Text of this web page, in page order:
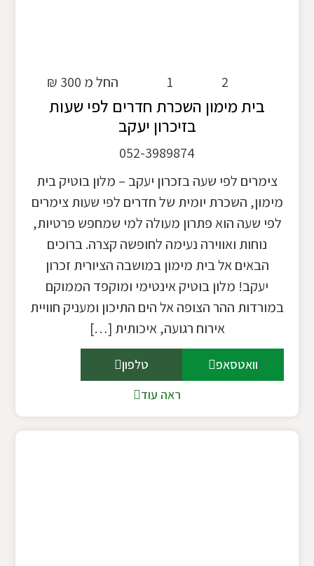
החל מ 300 ₪ 1 2
בית מימון השכרת חדרים לפי שעות
בזיכרון יעקב
052-3989874
צימרים לפי שעה בזכרון יעקב – מלון בוטיק בית
מימון, השכרת יומית של חדרים לפי שעות צימרים
לפי שעה הוא פתרון מעולה למי שמחפש פרטיות,
נוחות ואווירה נעימה לחופשה קצרה. ברוכים
הבאים אל בית מימון במושבה הציורית זכרון
יעקב! מלון בוטיק אינטימי ומוקפד הממוקם
במורדות ההר הצופה אל הים התיכון ומעניק חוויית
אירוח רגועה, איכותית […]
וואטסאפ
טלפון
ראה עוד